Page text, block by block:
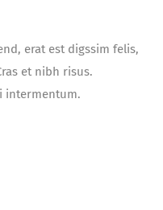
erat est digssim felis,
et nibh risus.
intermentum.